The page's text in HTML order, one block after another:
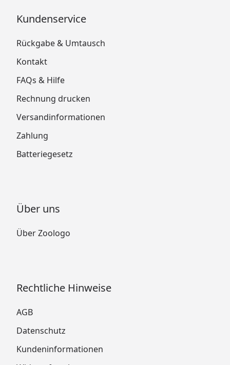
Kundenservice
Rückgabe & Umtausch
Kontakt
FAQs & Hilfe
Rechnung drucken
Versandinformationen
Zahlung
Batteriegesetz
Über uns
Über Zoologo
Rechtliche Hinweise
AGB
Datenschutz
Kundeninformationen